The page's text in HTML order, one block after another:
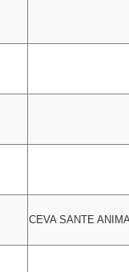
CEVA SANTE